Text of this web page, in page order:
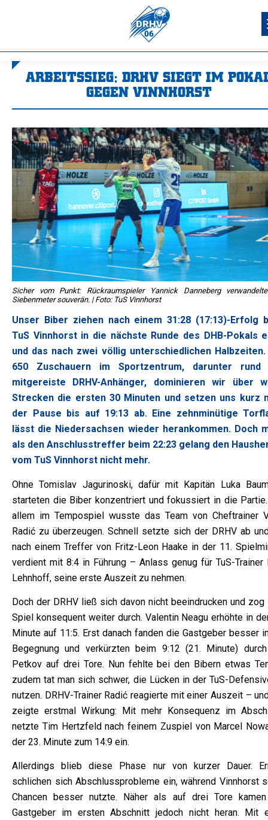
ARBEITSSIEG: DRHV SIEGT IM
GEGEN VINNHORST
Sicher vom Punkt: Rückraumspieler Yannick Danneberg
Siebenmeter souverän. | Foto: TuS Vinnhorst
Unser Biber ziehen nach einem 31:28 (17:13)-Erfolg
TuS Vinnhorst in die nächste Runde des DHB-Pokals
und das nach zwei völlig unterschiedlichen
650 Zuschauern im Sportzentrum, darunter rund
mitgereiste DRHV-Anhänger, dominieren wir über
Strecken die ersten 30 Minuten und setzen uns kurz
der Pause bis auf 19:13 ab. Eine zehnminütige
lässt die Niedersachsen wieder herankommen. Doch
als den Anschlusstreffer beim 22:23 gelang den
vom TuS Vinnhorst nicht mehr.
Ohne Tomislav Jagurinoski, dafür mit Kapitän Luka
starteten die Biber konzentriert und fokussiert in die
allem im Tempospiel wusste das Team von Cheftrainer
Radić zu überzeugen. Schnell setzte sich der DRHV ab
nach einem Treffer von Fritz-Leon Haake in der 11.
verdient mit 8:4 in Führung – Anlass genug für TuS-Trainer
Lehnhoff, seine erste Auszeit zu nehmen.
Doch der DRHV ließ sich davon nicht beeindrucken und zog
Spiel konsequent weiter durch. Valentin Neagu erhöhte in
Minute auf 11:5. Erst danach fanden die Gastgeber besser
Begegnung und verkürzten beim 9:12 (21. Minute)
Petkov auf drei Tore. Nun fehlte bei den Bibern etwas
zudem tat man sich schwer, die Lücken in der TuS-
nutzen. DRHV-Trainer Radić reagierte mit einer Auszeit –
zeigte erstmal Wirkung: Mit mehr Konsequenz im
netzte Tim Hertzfeld nach feinem Zuspiel von Marcel
der 23. Minute zum 14:9 ein.
Allerdings blieb diese Phase nur von kurzer Dauer.
schlichen sich Abschlussprobleme ein, während Vinnhorst
Chancen besser nutzte. Näher als auf drei Tore
Gastgeber im ersten Abschnitt jedoch nicht heran. Mit